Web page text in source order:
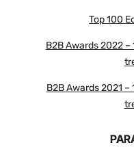
Top 100
B2B Awards 2022 –
B2B Awards 2021 –